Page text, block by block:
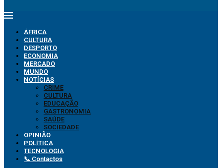
ÁFRICA
CULTURA
DESPORTO
ECONOMIA
MERCADO
MUNDO
NOTÍCIAS
CRIME
CULTURA
EDUCAÇÃO
GASTRONOMIA
SAÚDE
SOCIEDADE
OPINIÃO
POLÍTICA
TECNOLOGIA
📞 Contactos